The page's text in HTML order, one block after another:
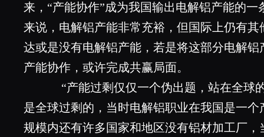
来，“产能协作”成为我国输出电解铝产能的
来说，电解铝产能非常充裕，但国际上仍有
达或是没有电解铝产能，若是将这部分电解
产能协作，或许完成共赢局面。
“产能过剩仅仅一个伪出题，站在全球
是全球过剩的，当时电解铝职业在我国是一
规模内还有许多国家和地区没有铝材加工厂